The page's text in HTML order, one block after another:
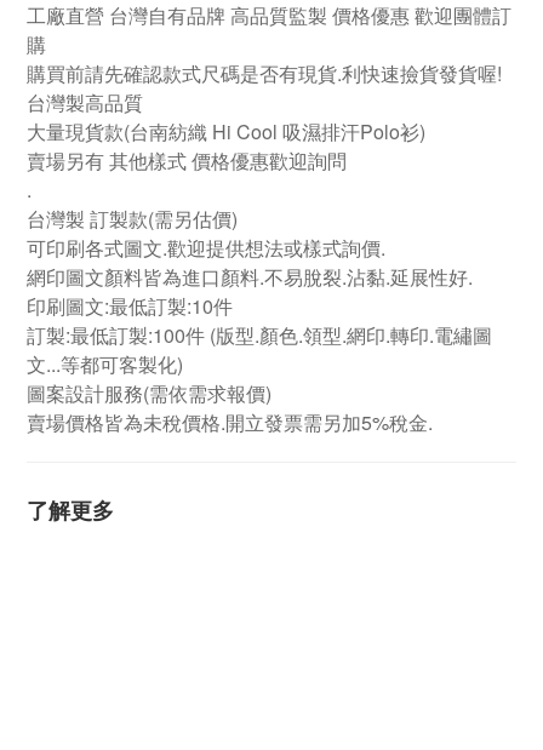
工廠直營 台灣自有品牌 高品質監製 價格優惠 歡迎團體訂
購
購買前請先確認款式尺碼是否有現貨.利快速撿貨發貨喔!
台灣製高品質
大量現貨款(台南紡織 Hi Cool 吸濕排汗Polo衫)
賣場另有 其他樣式 價格優惠歡迎詢問
.
台灣製 訂製款(需另估價)
可印刷各式圖文.歡迎提供想法或樣式詢價.
網印圖文顏料皆為進口顏料.不易脫裂.沾黏.延展性好.
印刷圖文:最低訂製:10件
訂製:最低訂製:100件 (版型.顏色.領型.網印.轉印.電繡圖
文...等都可客製化)
圖案設計服務(需依需求報價)
賣場價格皆為未稅價格.開立發票需另加5%稅金.
了解更多